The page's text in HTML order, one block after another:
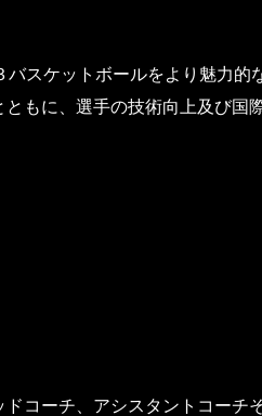
スケットボールをより魅力的
もに、選手の技術向上及び国
コーチ、アシスタントコーチ